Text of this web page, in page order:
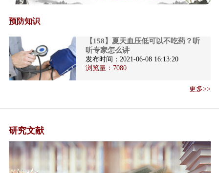
导工作方案》
解读《探索抑郁症防治特色服务
工作方案》
医疗机构依法执业自查管理办法
方案（202...
《国家卫生健康委 国家中医药管
理局关于 做...
预防知识
【158】夏天血压低可以不吃药？听
听专家怎么讲
发布时间：2021-06-08 16:13:20
浏览量： 7080
更多>>
研究文献